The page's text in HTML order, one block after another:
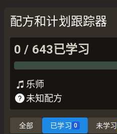
配方和计划跟踪器
0 / 643已学习
乐师
未知配方
全部 已学习 0 未学习